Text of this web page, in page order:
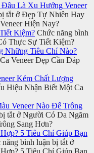
Là Xu Hướng Veneer
tắt ở Đẹp Tự Nhiên Hay
Hiện Nay?
Kiệm? Chức năng bình
Thực Sự Tiết Kiệm?
Những Tiêu Chí Nào?
Veneer Đẹp Cần Đáp
Kém Chất Lượng
Hiệu Nhận Biết Một Ca
Veneer Nào Để Trông
tắt ở Người Có Da Ngăm
Sang Hơn?
5 Tiêu Chí Giúp Bạn
năng bình luận bị tắt ở
5 Tiêu Chí Giúp Bạn